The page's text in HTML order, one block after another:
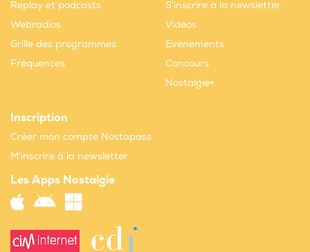
Replay et podcasts
Webradios
Grille des programmes
Fréquences
S'inscrire à la newsletter
Vidéos
Evènements
Concours
Nostalgie+
Inscription
Créer mon compte Nostapass
M'inscrire à la newsletter
Les Apps Nostalgie